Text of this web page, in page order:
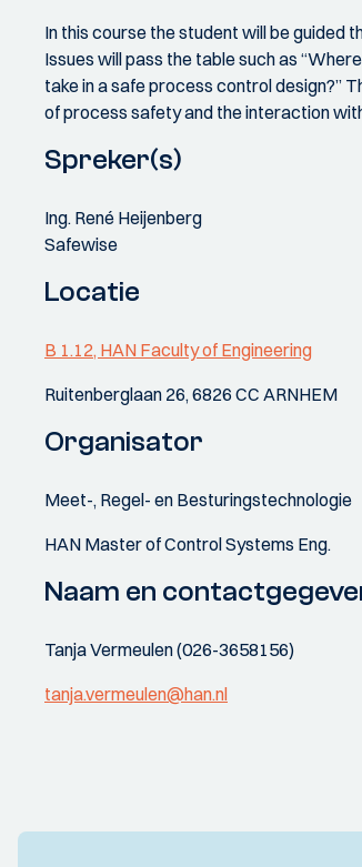
In this course the student will be guided
Issues will pass the table such as
take in a safe process control design?”
of process safety and the interaction
Spreker(s)
Ing. René Heijenberg
Safewise
Locatie
B 1.12, HAN Faculty of Engineering
Ruitenberglaan 26, 6826 CC ARNHEM
Organisator
Meet-, Regel- en Besturingstechnologie
HAN Master of Control Systems Eng.
Naam en
Tanja Vermeulen (026-3658156)
tanja.vermeulen@han.nl